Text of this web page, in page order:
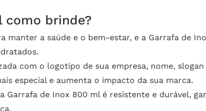
como brinde?
manter a saúde e o bem-estar, e a Garrafa de
com o logotipo de sua empresa, nome,
especial e aumenta o impacto da sua marca.
Garrafa de Inox 800 ml é resistente e durável,